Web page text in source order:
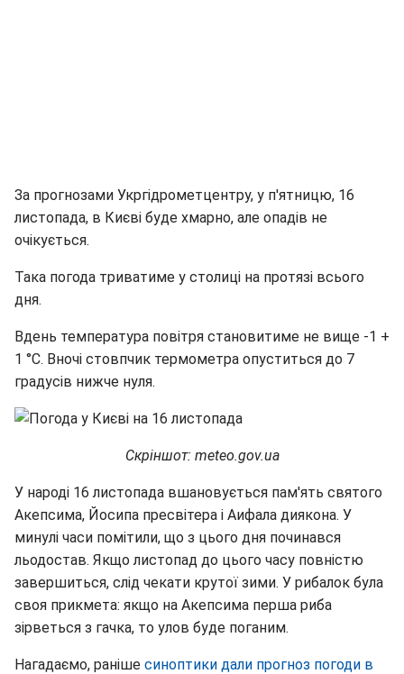
За прогнозами Укргідрометцентру, у п'ятницю, 16
листопада, в Києві буде хмарно, але опадів не
очікується.
Така погода триватиме у столиці на протязі всього
дня.
Вдень температура повітря становитиме не вище -1 +
1 °C. Вночі стовпчик термометра опуститься до 7
градусів нижче нуля.
Скріншот: meteo.gov.ua
У народі 16 листопада вшановується пам'ять святого
Акепсима, Йосипа пресвітера і Аифала диякона. У
минулі часи помітили, що з цього дня починався
льодостав. Якщо листопад до цього часу повністю
завершиться, слід чекати крутої зими. У рибалок була
своя прикмета: якщо на Акепсима перша риба
зірветься з гачка, то улов буде поганим.
Нагадаємо, раніше синоптики дали прогноз погоди в